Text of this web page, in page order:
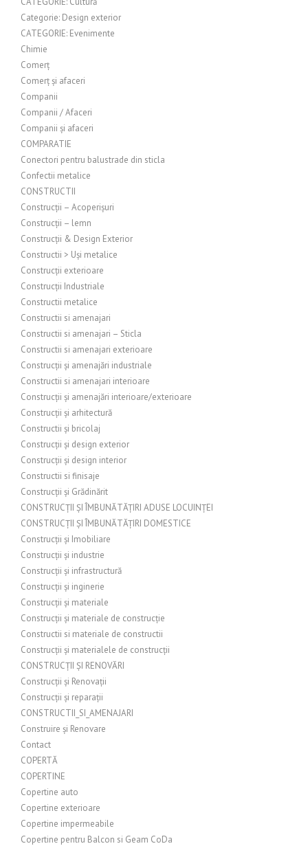
Categorie: Design exterior
CATEGORIE: Evenimente
Chimie
Comerț
Comerț și afaceri
Companii
Companii / Afaceri
Companii și afaceri
COMPARATIE
Conectori pentru balustrade din sticla
Confectii metalice
CONSTRUCTII
Construcții – Acoperișuri
Construcții – lemn
Construcții & Design Exterior
Constructii > Uși metalice
Construcții exterioare
Construcții Industriale
Constructii metalice
Constructii si amenajari
Constructii si amenajari – Sticla
Constructii si amenajari exterioare
Construcții și amenajări industriale
Constructii si amenajari interioare
Construcții și amenajări interioare/exterioare
Construcții și arhitectură
Constructii și bricolaj
Construcții și design exterior
Construcții și design interior
Constructii si finisaje
Construcții și Grădinărit
CONSTRUCȚII ȘI ÎMBUNĂTĂȚIRI ADUSE LOCUINȚEI
CONSTRUCȚII ȘI ÎMBUNĂTĂȚIRI DOMESTICE
Construcții și Imobiliare
Construcții și industrie
Construcții și infrastructură
Construcții și inginerie
Construcții și materiale
Construcții și materiale de construcție
Constructii si materiale de constructii
Construcții și materialele de construcții
CONSTRUCȚII ȘI RENOVĂRI
Construcții și Renovații
Construcții și reparații
CONSTRUCTII_SI_AMENAJARI
Construire și Renovare
Contact
COPERTĂ
COPERTINE
Copertine auto
Copertine exterioare
Copertine impermeabile
Copertine pentru Balcon si Geam CoDa